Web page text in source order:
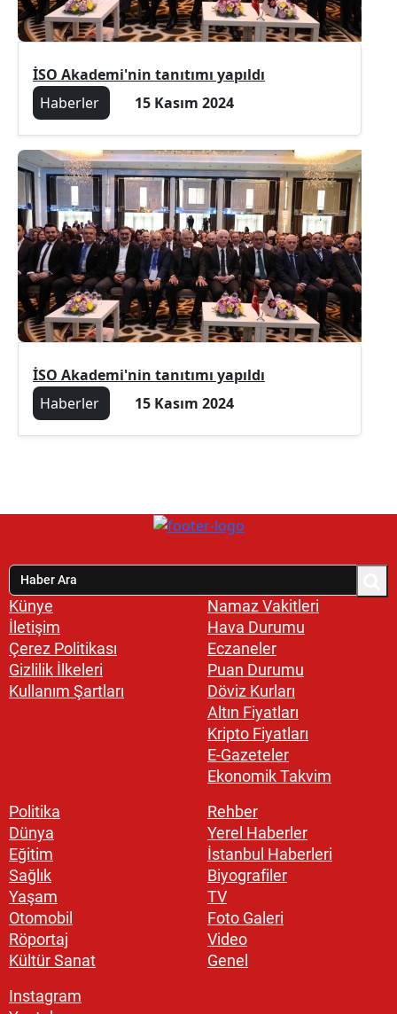
İSO Akademi'nin tanıtımı yapıldı
Haberler
15 Kasım 2024
İSO Akademi'nin tanıtımı yapıldı
Haberler
15 Kasım 2024
Künye
İletişim
Çerez Politikası
Gizlilik İlkeleri
Kullanım Şartları
Namaz Vakitleri
Hava Durumu
Eczaneler
Puan Durumu
Döviz Kurları
Altın Fiyatları
Kripto Fiyatları
E-Gazeteler
Ekonomik Takvim
Politika
Dünya
Eğitim
Sağlık
Yaşam
Otomobil
Röportaj
Kültür Sanat
Rehber
Yerel Haberler
İstanbul Haberleri
Biyografiler
TV
Foto Galeri
Video
Genel
Instagram